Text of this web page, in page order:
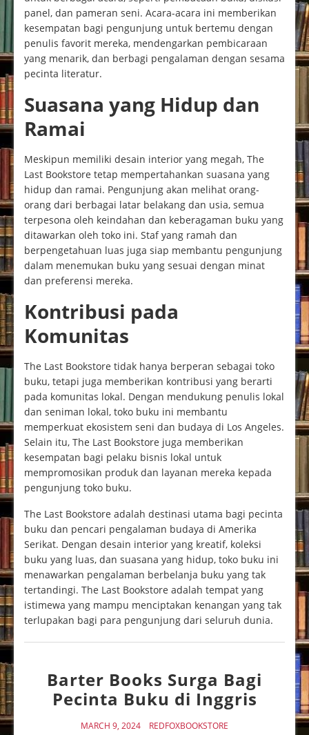
panel, dan pameran seni. Acara-acara ini memberikan
kesempatan bagi pengunjung untuk bertemu dengan
penulis favorit mereka, mendengarkan pembicaraan
yang menarik, dan berbagi pengalaman dengan sesama
pecinta literatur.
Suasana yang Hidup dan
Ramai
Meskipun memiliki desain interior yang megah, The
Last Bookstore tetap mempertahankan suasana yang
hidup dan ramai. Pengunjung akan melihat orang-
orang dari berbagai latar belakang dan usia, semua
terpesona oleh keindahan dan keberagaman buku yang
ditawarkan oleh toko ini. Staf yang ramah dan
berpengetahuan luas juga siap membantu pengunjung
dalam menemukan buku yang sesuai dengan minat
dan preferensi mereka.
Kontribusi pada
Komunitas
The Last Bookstore tidak hanya berperan sebagai toko
buku, tetapi juga memberikan kontribusi yang berarti
pada komunitas lokal. Dengan mendukung penulis lokal
dan seniman lokal, toko buku ini membantu
memperkuat ekosistem seni dan budaya di Los Angeles.
Selain itu, The Last Bookstore juga memberikan
kesempatan bagi pelaku bisnis lokal untuk
mempromosikan produk dan layanan mereka kepada
pengunjung toko buku.
The Last Bookstore adalah destinasi utama bagi pecinta
buku dan pencari pengalaman budaya di Amerika
Serikat. Dengan desain interior yang kreatif, koleksi
buku yang luas, dan suasana yang hidup, toko buku ini
menawarkan pengalaman berbelanja buku yang tak
tertandingi. The Last Bookstore adalah tempat yang
istimewa yang mampu menciptakan kenangan yang tak
terlupakan bagi para pengunjung dari seluruh dunia.
Barter Books Surga Bagi
Pecinta Buku di Inggris
MARCH 9, 2024 REDFOXBOOKSTORE